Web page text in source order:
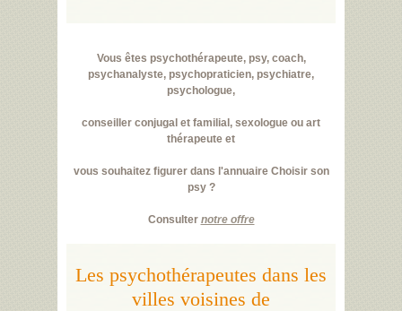
Vous êtes psychothérapeute, psy, coach,
psychanalyste, psychopraticien, psychiatre,
psychologue,
conseiller conjugal et familial, sexologue ou art
thérapeute et
vous souhaitez figurer dans l'annuaire Choisir son
psy ?
Consulter notre offre
Les psychothérapeutes dans les
villes voisines de